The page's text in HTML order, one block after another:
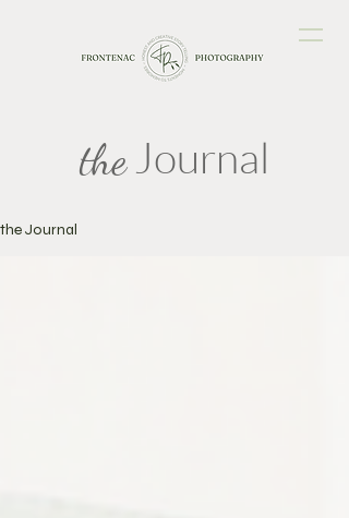
theJournal
the Journal